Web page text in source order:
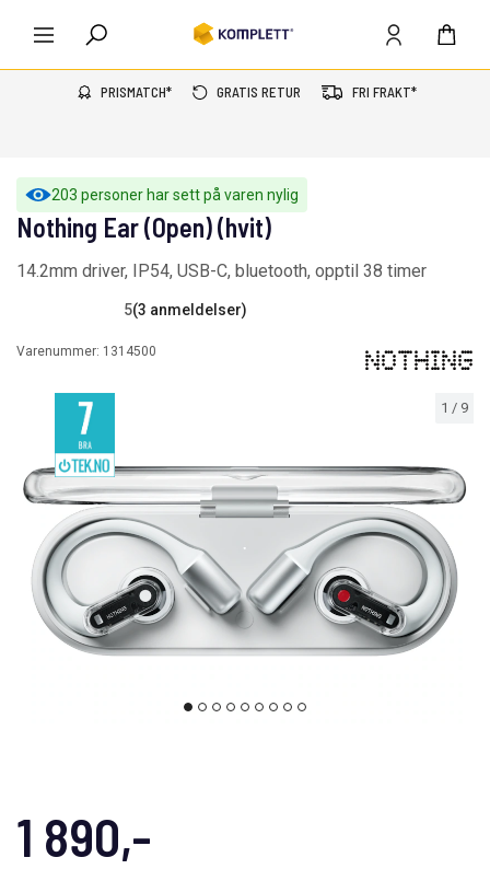
PRISMATCH* GRATIS RETUR FRI FRAKT*
203 personer har sett på varen nylig
1 / 9
Nothing Ear (Open) (hvit)
14.2mm driver, IP54, USB-C, bluetooth, opptil 38 timer
5(3 anmeldelser)
Varenummer: 1314500
1 890,-